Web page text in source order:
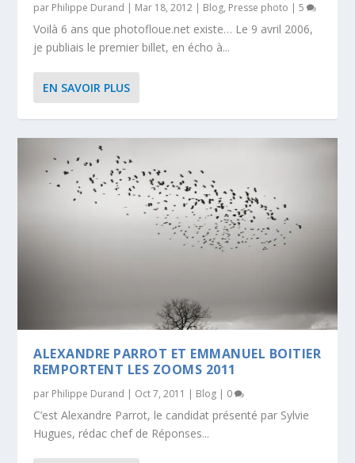
par Philippe Durand | Mar 18, 2012 | Blog, Presse photo |5
Voilà 6 ans que photofloue.net existe… Le 9 avril 2006,
je publiais le premier billet, en écho à...
EN SAVOIR PLUS
ALEXANDRE PARROT ET EMMANUEL BOITIER
REMPORTENT LES ZOOMS 2011
par Philippe Durand | Oct 7, 2011 | Blog | 0
C’est Alexandre Parrot, le candidat présenté par Sylvie
Hugues, rédac chef de Réponses...